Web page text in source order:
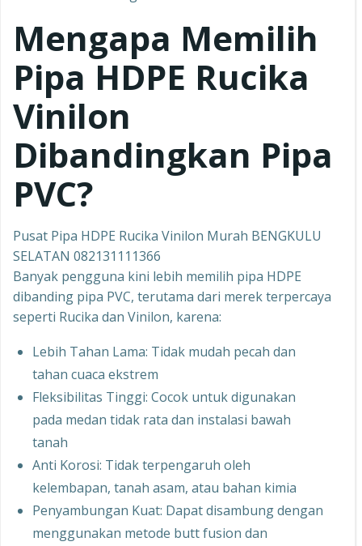
Mengapa Memilih
Pipa HDPE Rucika
Vinilon
Dibandingkan Pipa
PVC?
Pusat Pipa HDPE Rucika Vinilon Murah BENGKULU
SELATAN 082131111366
Banyak pengguna kini lebih memilih pipa HDPE
dibanding pipa PVC, terutama dari merek terpercaya
seperti Rucika dan Vinilon, karena:
Lebih Tahan Lama: Tidak mudah pecah dan
tahan cuaca ekstrem
Fleksibilitas Tinggi: Cocok untuk digunakan
pada medan tidak rata dan instalasi bawah
tanah
Anti Korosi: Tidak terpengaruh oleh
kelembapan, tanah asam, atau bahan kimia
Penyambungan Kuat: Dapat disambung dengan
menggunakan metode butt fusion dan